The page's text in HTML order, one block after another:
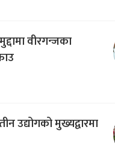
वीरगन्जका
उद्योगको मुख्यद्वारमा